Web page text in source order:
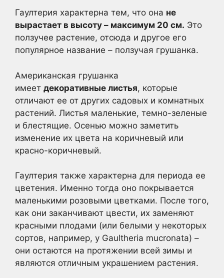
Гаултерия характерна тем, что она не
вырастает в высоту – максимум 20 см. Это
ползучее растение, отсюда и другое его
популярное название – ползучая грушанка.
Американская грушанка
имеет декоративные листья, которые
отличают ее от других садовых и комнатных
растений. Листья маленькие, темно-зеленые
и блестящие. Осенью можно заметить
изменение их цвета на коричневый или
красно-коричневый.
Гаултерия также характерна для периода ее
цветения. Именно тогда оно покрывается
маленькими розовыми цветками. После того,
как они заканчивают цвести, их заменяют
красными плодами (или белыми у некоторых
сортов, например, у Gaultheria mucronata) –
они остаются на протяжении всей зимы и
являются отличным украшением растения.